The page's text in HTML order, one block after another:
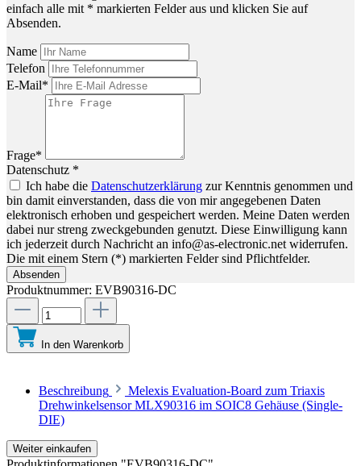
einfach alle mit * markierten Felder aus und klicken Sie auf
Absenden.
Name
Telefon
E-Mail*
Frage*
Datenschutz *
Ich habe die Datenschutzerklärung zur Kenntnis genommen und
bin damit einverstanden, dass die von mir angegebenen Daten
elektronisch erhoben und gespeichert werden. Meine Daten werden
dabei nur streng zweckgebunden genutzt. Diese Einwilligung kann
ich jederzeit durch Nachricht an info@as-electronic.net widerrufen.
Die mit einem Stern (*) markierten Felder sind Pflichtfelder.
Absenden
Produktnummer: EVB90316-DC
In den Warenkorb
Beschreibung
Melexis Evaluation-Board zum Triaxis
Drehwinkelsensor MLX90316 im SOIC8 Gehäuse (Single-
DIE)
Weiter einkaufen